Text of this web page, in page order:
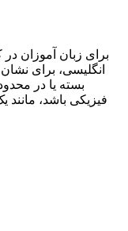
انگلیسی، برای
بسته یا در
فیزیکی باشد، مانند